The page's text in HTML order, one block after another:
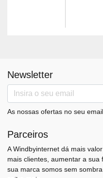
Newsletter
As nossas ofertas no seu email
Parceiros
A Windbyinternet dá mais
mais clientes, aumentar a
sua marca somos sem